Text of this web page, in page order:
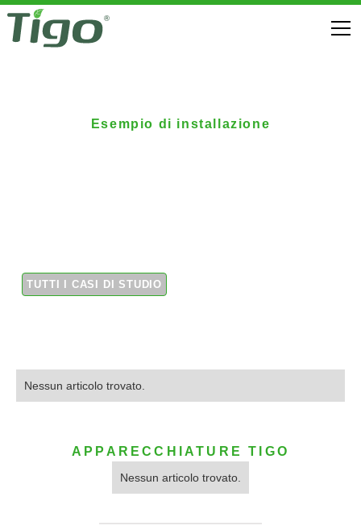
Esempio di installazione
TUTTI I CASI DI STUDIO
Nessun articolo trovato.
APPARECCHIATURE TIGO
Nessun articolo trovato.